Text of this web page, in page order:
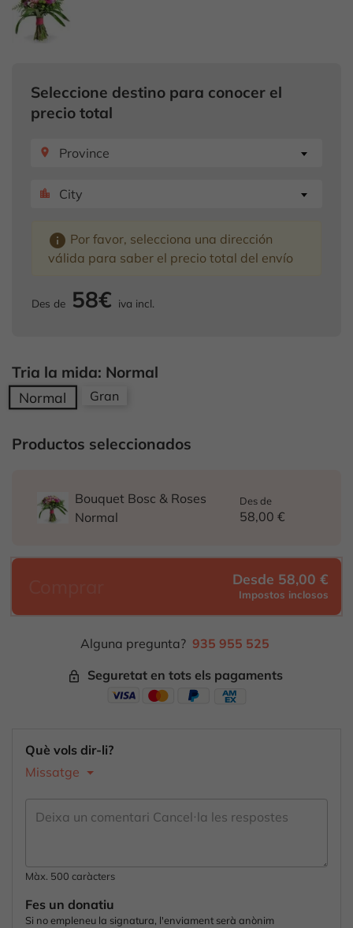
Què vols dir-li?
Missatge
Màx. 500 caràcters
Fes un donatiu
Si no empleneu la signatura, l'enviament serà anònim
Seleccione destino para conocer el
precio total
place Province
location_city City
info Por favor, selecciona una dirección
válida para saber el precio total del envío
Des de 58€ iva incl.
Tria la mida: Normal
Normal Gran
Productos seleccionados
Bouquet Bosc & Roses
Normal
Des de
58,00 €
Desde 58,00 €
Impostos inclosos
Alguna pregunta? 935 955 525
lock_outline Seguretat en tots els pagaments